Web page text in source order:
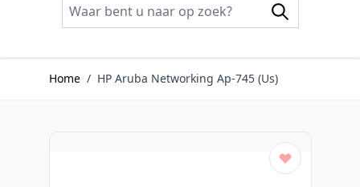
Home / HP Aruba Networking Ap-745 (Us)